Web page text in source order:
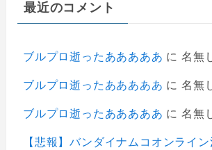
最近のコメント
ブルプロ逝ったあああああ に 名無
ブルプロ逝ったあああああ に 名無
ブルプロ逝ったあああああ に 名無
【悲報】バンダイナムコオンライ